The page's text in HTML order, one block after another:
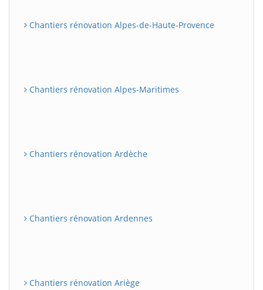
Chantiers rénovation Alpes-de-Haute-Provence
Chantiers rénovation Alpes-Maritimes
Chantiers rénovation Ardèche
Chantiers rénovation Ardennes
Chantiers rénovation Ariège